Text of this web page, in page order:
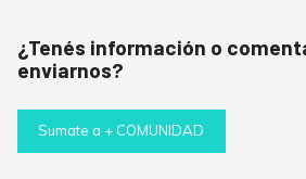
¿Tenés información o
enviarnos?
Sumate a + COMUNIDAD